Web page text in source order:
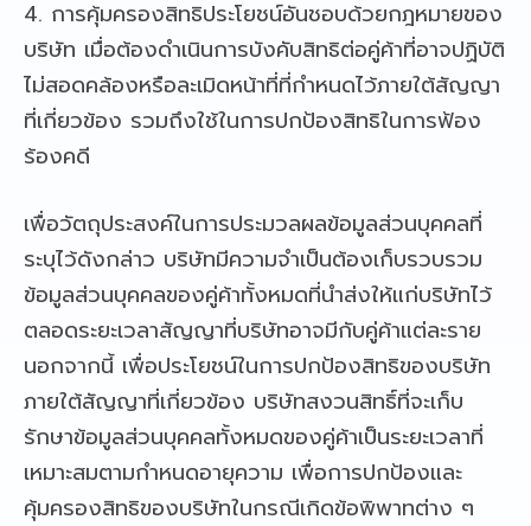
4. การคุ้มครองสิทธิประโยชน์อันชอบด้วยกฎหมายของ
บริษัท เมื่อต้องดำเนินการบังคับสิทธิต่อคู่ค้าที่อาจปฏิบัติ
ไม่สอดคล้องหรือละเมิดหน้าที่ที่กำหนดไว้ภายใต้สัญญา
ที่เกี่ยวข้อง รวมถึงใช้ในการปกป้องสิทธิในการฟ้อง
ร้องคดี
เพื่อวัตถุประสงค์ในการประมวลผลข้อมูลส่วนบุคคลที่
ระบุไว้ดังกล่าว บริษัทมีความจำเป็นต้องเก็บรวบรวม
ข้อมูลส่วนบุคคลของคู่ค้าทั้งหมดที่นำส่งให้แก่บริษัทไว้
ตลอดระยะเวลาสัญญาที่บริษัทอาจมีกับคู่ค้าแต่ละราย
นอกจากนี้ เพื่อประโยชน์ในการปกป้องสิทธิของบริษัท
ภายใต้สัญญาที่เกี่ยวข้อง บริษัทสงวนสิทธิ์ที่จะเก็บ
รักษาข้อมูลส่วนบุคคลทั้งหมดของคู่ค้าเป็นระยะเวลาที่
เหมาะสมตามกำหนดอายุความ เพื่อการปกป้องและ
คุ้มครองสิทธิของบริษัทในกรณีเกิดข้อพิพาทต่าง ๆ